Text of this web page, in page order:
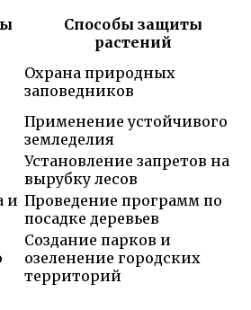
Способы защиты
растений
Охрана природных
заповедников
Применение устойчивого
земледелия
Установление запретов на
вырубку лесов
и Проведение программ по
посадке деревьев
Создание парков и
озеленение городских
территорий